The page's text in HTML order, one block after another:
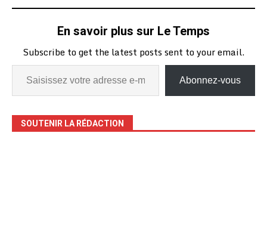
En savoir plus sur Le Temps
Subscribe to get the latest posts sent to your email.
Abonnez-vous
SOUTENIR LA RÉDACTION